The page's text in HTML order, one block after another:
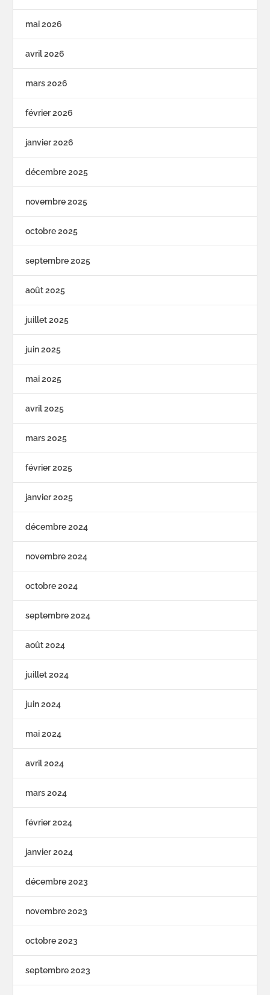
mai 2026
avril 2026
mars 2026
février 2026
janvier 2026
décembre 2025
novembre 2025
octobre 2025
septembre 2025
août 2025
juillet 2025
juin 2025
mai 2025
avril 2025
mars 2025
février 2025
janvier 2025
décembre 2024
novembre 2024
octobre 2024
septembre 2024
août 2024
juillet 2024
juin 2024
mai 2024
avril 2024
mars 2024
février 2024
janvier 2024
décembre 2023
novembre 2023
octobre 2023
septembre 2023